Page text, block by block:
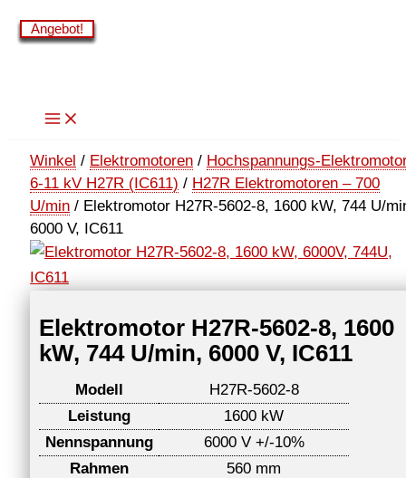
Zum
Inhalt
Winkel / Elektromotoren / Hochspannungs-
6-11 kV H27R (IC611) / H27R Elektromotoren – 700
U/min / Elektromotor H27R-5602-8, 1600 kW, 744 U/
6000 V, IC611
Elektromotor H27R-5602-8, 1600
kW, 744 U/min, 6000 V, IC611
Modell
H27R-5602-8
Leistung
1600 kW
Nennspannung
6000 V +/-10%
Rahmen
560 mm
Angebot!
Angebot!
Angebot!
Angebot!
Angebot!
Angebot!
Angebot!
Angebot!